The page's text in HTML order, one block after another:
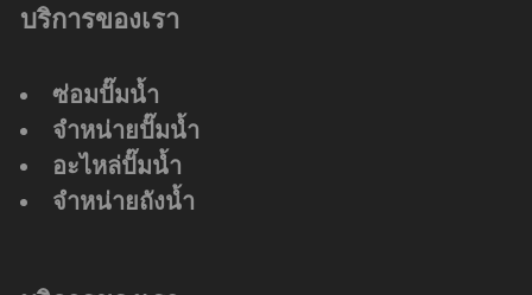
บริการของเรา
ซ่อมปั๊มน้ำ
จำหน่ายปั๊มน้ำ
อะไหล่ปั๊มน้ำ
จำหน่ายถังน้ำ